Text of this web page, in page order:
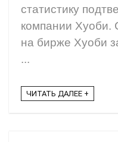
статистику
компании Хуоби.
на бирже Хуоби
...
ЧИТАТЬ ДАЛЕЕ +